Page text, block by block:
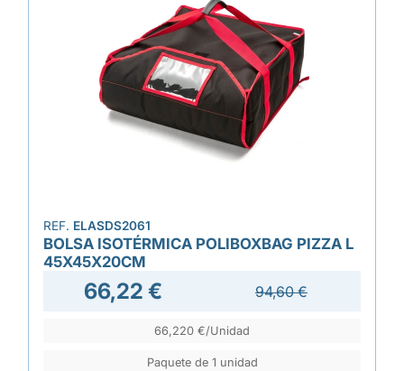
REF. ELASDS2061
BOLSA ISOTÉRMICA POLIBOXBAG PIZZA L
45X45X20CM
66,22 € 94,60 €
66,220 €/Unidad
Paquete de 1 unidad